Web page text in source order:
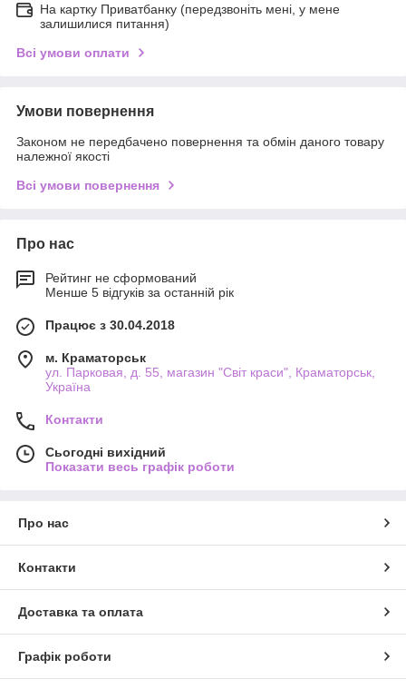
На картку Приватбанку (передзвоніть мені, у мене
залишилися питання)
Всі умови оплати
Умови повернення
Законом не передбачено повернення та обмін даного товару
належної якості
Всі умови повернення
Про нас
Рейтинг не сформований
Менше 5 відгуків за останній рік
Працює з 30.04.2018
м. Краматорськ
ул. Парковая, д. 55, магазин "Світ краси", Краматорськ,
Україна
Контакти
Сьогодні вихідний
Показати весь графік роботи
Про нас
Контакти
Доставка та оплата
Графік роботи